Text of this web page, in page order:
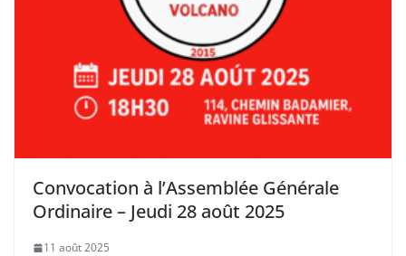
Convocation à l’Assemblée Générale
Ordinaire – Jeudi 28 août 2025
11 août 2025